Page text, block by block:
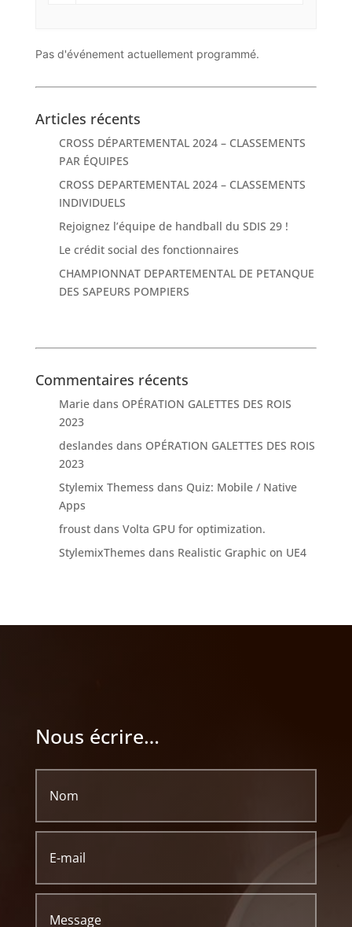
Pas d'événement actuellement programmé.
Articles récents
CROSS DÉPARTEMENTAL 2024 – CLASSEMENTS
PAR ÉQUIPES
CROSS DEPARTEMENTAL 2024 – CLASSEMENTS
INDIVIDUELS
Rejoignez l’équipe de handball du SDIS 29 !
Le crédit social des fonctionnaires
CHAMPIONNAT DEPARTEMENTAL DE PETANQUE
DES SAPEURS POMPIERS
Commentaires récents
Mariedans OPÉRATION GALETTES DES ROIS
2023
deslandes dans OPÉRATION GALETTES DES ROIS
2023
Stylemix Themess dans Quiz: Mobile / Native
Apps
froustdans Volta GPU for optimization.
StylemixThemes dans Realistic Graphic on UE4
Nous écrire…